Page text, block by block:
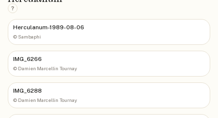
?
Herculanum-1989-08-06
© Sambaphi
IMG_6266
© Damien Marcellin Tournay
IMG_6288
© Damien Marcellin Tournay